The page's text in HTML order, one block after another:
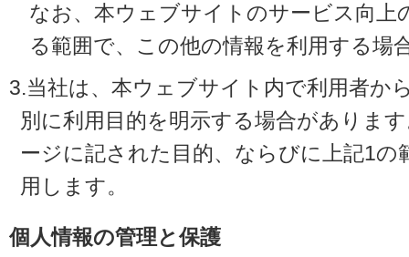
なお、本ウェブサイトのサービス向上
る範囲で、この他の情報を利用する場
3.当社は、本ウェブサイト内で利用者か
別に利用目的を明示する場合がありま
ージに記された目的、ならびに上記1の
用します。
個人情報の管理と保護